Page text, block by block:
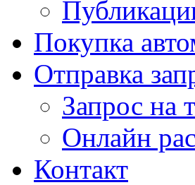
Покупка
Отправка
Запрос на
Онлайн
Контакт